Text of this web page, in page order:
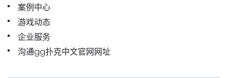
案例中心
游戏动态
企业服务
沟通gg扑克中文官网网址